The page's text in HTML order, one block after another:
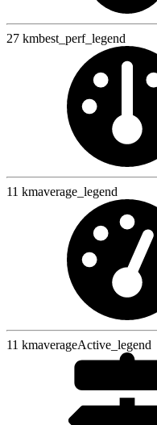
27 kmbest_perf_legend
11 kmaverage_legend
11 kmaverageActive_legend